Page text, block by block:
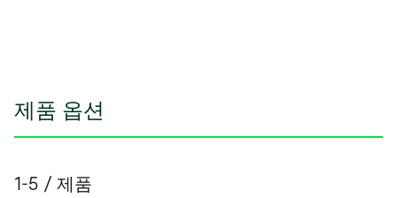
제품 옵션
1-5 / 제품